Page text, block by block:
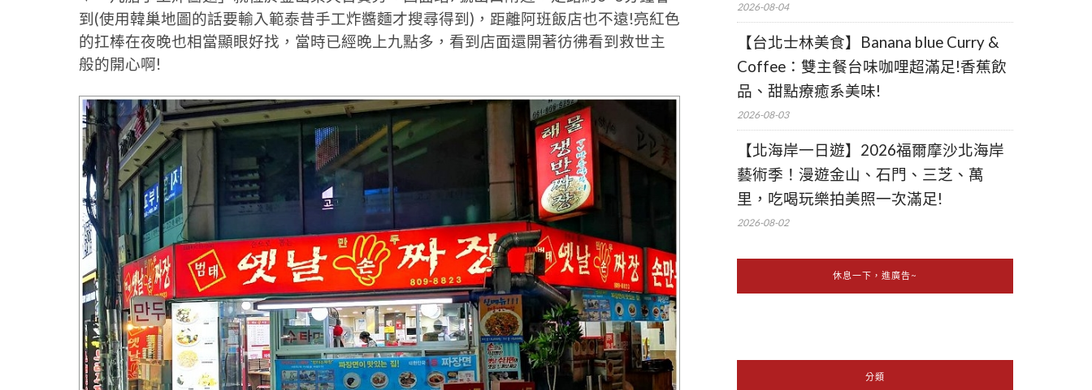
到(使用韓巢地圖的話要輸入範泰昔手工炸醬麵才搜尋得到)，距離阿班飯店也不遠!亮紅色
的扛棒在夜晚也相當顯眼好找，當時已經晚上九點多，看到店面還開著彷彿看到救世主
般的開心啊!
2026-08-04
【台北士林美食】Banana blue Curry &
Coffee：雙主餐台味咖哩超滿足!香蕉飲
品、甜點療癒系美味!
2026-08-03
【北海岸一日遊】2026福爾摩沙北海岸
藝術季！漫遊金山、石門、三芝、萬
里，吃喝玩樂拍美照一次滿足!
2026-08-02
休息一下，進廣告~
分類